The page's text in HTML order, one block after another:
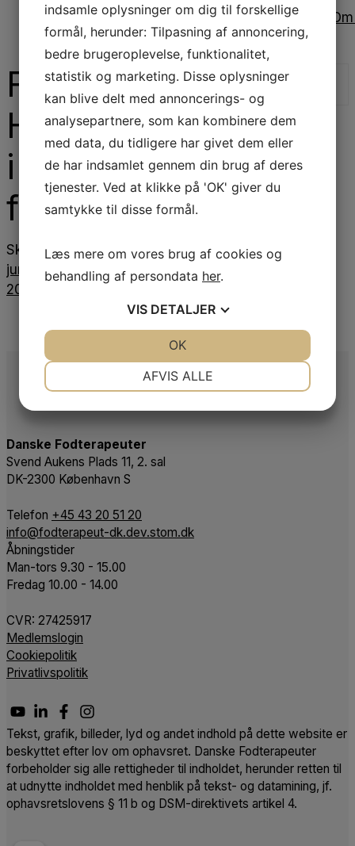
FODTERAPEUTEN
Høring
i
folketingssalen
Skrevetden9.
juni 20219. juni
2021
Danske Fodterapeuter
Svend Aukens Plads 11, 2. sal
DK-2300 København S
Telefon +45 43 20 51 20
info@fodterapeut-dk.dev.stom.dk
Åbningstider
Man-tors 9.30 - 15.00
Fredag 10.00 - 14.00
CVR: 27425917
Medlemslogin
Cookiepolitik
Privatlivspolitik
Tekst, grafik, billeder, lyd og andet indhold på dette website er
beskyttet efter lov om ophavsret. Danske Fodterapeuter
forbeholder sig alle rettigheder til indholdet, herunder retten til
at udnytte indholdet med henblik på tekst- og datamining, jf.
ophavsretslovens § 11 b og DSM-direktivets artikel 4.
indsamle oplysninger om dig til forskellige
formål, herunder: Tilpasning af annoncering,
bedre brugeroplevelse, funktionalitet,
statistik og marketing. Disse oplysninger
kan blive delt med annoncerings- og
analysepartnere, som kan kombinere dem
med data, du tidligere har givet dem eller
de har indsamlet gennem din brug af deres
tjenester. Ved at klikke på 'OK' giver du
samtykke til disse formål.
Læs mere om vores brug af cookies og
behandling af persondata her.
VIS DETALJER
AFVIS ALLE
OK